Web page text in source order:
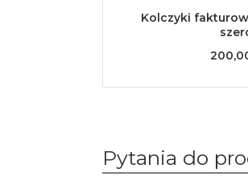
Kolczyki
Pytania do